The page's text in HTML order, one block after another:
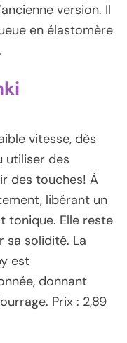
version. Il
en élastomère
vitesse, dès
utiliser des
des touches! À
libérant un
tonique. Elle reste
sa solidité. La
est
donnant
Prix : 2,89